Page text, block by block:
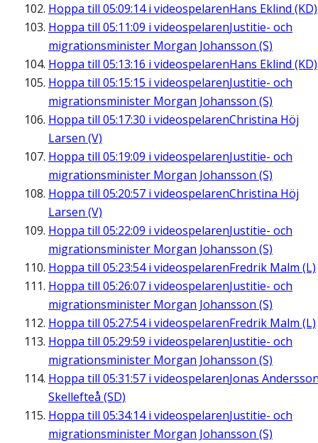
Hoppa till 05:09:14i videospelarenHans Eklind (KD)
Hoppa till 05:11:09 i videospelarenJustitie- och
migrationsminister Morgan Johansson (S)
Hoppa till 05:13:16 i videospelarenHans Eklind (KD)
Hoppa till 05:15:15 i videospelarenJustitie- och
migrationsminister Morgan Johansson (S)
Hoppa till 05:17:30 i videospelarenChristina Höj
Larsen (V)
Hoppa till 05:19:09 i videospelarenJustitie- och
migrationsminister Morgan Johansson (S)
Hoppa till 05:20:57 i videospelarenChristina Höj
Larsen (V)
Hoppa till 05:22:09 i videospelarenJustitie- och
migrationsminister Morgan Johansson (S)
Hoppa till 05:23:54i videospelarenFredrik Malm (L)
Hoppa till 05:26:07 i videospelarenJustitie- och
migrationsminister Morgan Johansson (S)
Hoppa till 05:27:54i videospelarenFredrik Malm (L)
Hoppa till 05:29:59 i videospelarenJustitie- och
migrationsminister Morgan Johansson (S)
Hoppa till 05:31:57 i videospelarenJonas
Skellefteå (SD)
Hoppa till 05:34:14i videospelarenJustitie- och
migrationsminister Morgan Johansson (S)